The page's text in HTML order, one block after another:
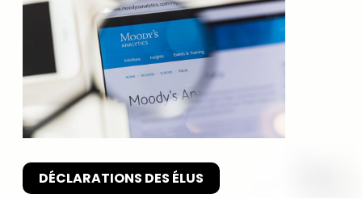
DÉCLARATIONS DES ÉLUS